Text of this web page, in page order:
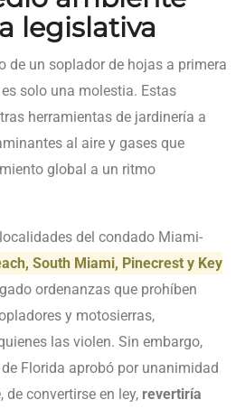
legislativa
de un soplador de hojas a primera
solo una molestia. Estas
herramientas de jardinería a
al aire y gases que
global a un ritmo
del condado Miami-
South Miami, Pinecrest y Key
ordenanzas que prohíben
y motosierras,
las violen. Sin embargo,
Florida aprobó por unanimidad
de convertirse en ley, revertiría